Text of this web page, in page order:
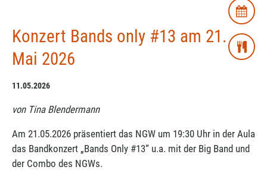
Konzert Bands only #13 am 21.
Mai 2026
11.05.2026
von Tina Blendermann
Am 21.05.2026 präsentiert das NGW um 19:30 Uhr in der Aula
das Bandkonzert „Bands Only #13“ u.a. mit der Big Band und
der Combo des NGWs.